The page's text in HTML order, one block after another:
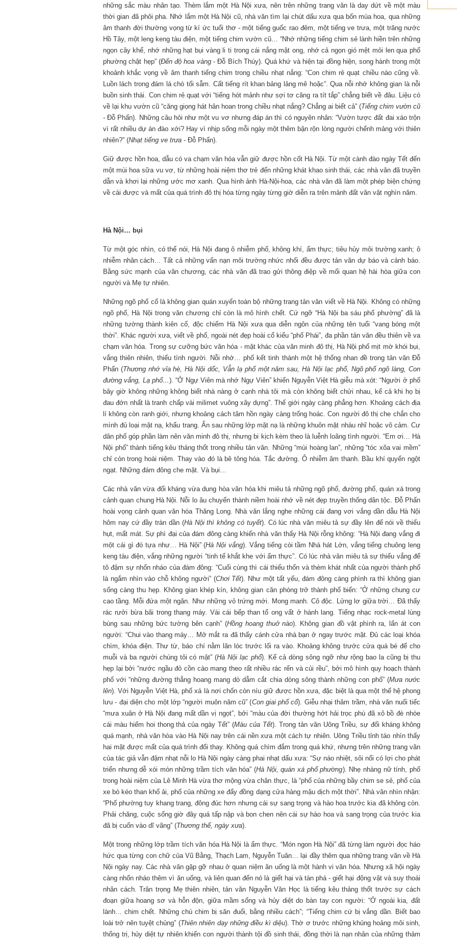
những sắc màu nhân tạo. Thèm lắm một Hà Nội xưa, nên trên những trang văn là day dứt về một màu
thời gian đã phôi pha. Nhớ lắm một Hà Nội cũ, nhà văn tìm lại chút dấu xưa qua bốn mùa hoa, qua những
âm thanh đời thường vọng từ kí ức tuổi thơ - một tiếng guốc rao đêm, một tiếng ve trưa, một trăng nước
Hồ Tây, một leng keng tàu điện, một tiếng chim vườn cũ… “Nhớ những tiếng chim sẻ lành hiền trên những
ngọn cây khế, nhớ những hạt bụi vàng li ti trong cái nắng mật ong, nhớ cả ngọn gió mệt mỏi len qua phố
phường chật hẹp” (Đến độ hoa vàng- Đỗ Bích Thúy). Quá khứ và hiện tại đồng hiện, song hành trong một
khoảnh khắc vọng về âm thanh tiếng chim trong chiều nhạt nắng: “Con chim rẻ quạt chiều nào cũng về.
Luồn lách trong đám lá chò tối sẫm. Cất tiếng rít khan bảng lảng mê hoặc”. Qua nỗi nhớ không gian là nỗi
buồn sinh thái. Con chim rẻ quạt với “tiếng hót mảnh như sợi tơ căng ra tít tắp” chẳng biết về đâu. Liệu có
về lại khu vườn cũ “căng giọng hát hân hoan trong chiều nhạt nắng? Chẳng ai biết cả” (Tiếng chim vườn cũ
- Đỗ Phấn). Những câu hỏi như một vu vơ nhưng đáp án thì có nguyên nhân: “Vườn tược đất đai xáo trộn
vì rất nhiều dự án đào xới? Hay vì nhịp sống mỗi ngày một thêm bận rộn lòng người chểnh mảng với thiên
nhiên?” (Nhạt tiếng ve trưa - Đỗ Phấn).
Giữ được hồn hoa, dẫu có va chạm văn hóa vẫn giữ được hồn cốt Hà Nội. Từ một cành đào ngày Tết đến
một mùi hoa sữa vu vơ, từ những hoài niệm thơ trẻ đến những khát khao sinh thái, các nhà văn đã truyền
dẫn và khơi lại những ước mơ xanh. Qua hình ảnh Hà-Nội-hoa, các nhà văn đã làm một phép biện chứng
về cái được và mất của quá trình đô thị hóa từng ngày từng giờ diễn ra trên mảnh đất văn vật nghìn năm.
Hà Nội… bụi
Từ một góc nhìn, có thể nói, Hà Nội đang ô nhiễm phố, không khí, ẩm thực; tiêu hủy môi trường xanh; ô
nhiễm nhân cách… Tất cả những vấn nạn môi trường nhức nhối đều được tản văn dự báo và cảnh báo.
Bằng sức mạnh của văn chương, các nhà văn đã trao gửi thông điệp về mối quan hệ hài hòa giữa con
người và Mẹ tự nhiên.
Những ngõ phố cổ là không gian quán xuyến toàn bộ những trang tản văn viết về Hà Nội. Không có những
ngõ phố, Hà Nội trong văn chương chỉ còn là mô hình chết. Cứ ngỡ “Hà Nội ba sáu phố phường” đã là
những tường thành kiên cố, độc chiếm Hà Nội xưa qua diễn ngôn của những tên tuổi “vang bóng một
thời”. Khác người xưa, viết về phố, ngoài nét đẹp hoài cổ kiểu “phố Phái”, đa phần tản văn đều thiên về va
chạm văn hóa. Trong sự cưỡng bức văn hóa - mặt khác của văn minh đô thị, Hà Nội phố mịt mờ khói bụi,
vắng thiên nhiên, thiếu tình người. Nỗi nhớ… phố kết tinh thành một hệ thống nhan đề trong tản văn Đỗ
Phấn (Thương nhớ vỉa hè, Hà Nội dốc, Vẫn lạ phố một năm sau, Hà Nội lạc phố, Ngõ phố ngõ làng, Con
đường vắng, Lạ phố…). “Ở Ngự Viên mà nhớ Ngự Viên” khiến Nguyễn Việt Hà giễu mà xót: “Người ở phố
bây giờ không những không biết nhà nàng ở cạnh nhà tôi mà còn không biết chửi nhau, kể cả khi họ bị
đau đớn nhất là tranh chấp vài milimet vuông xây dựng”. Thế giới ngày càng phẳng hơn. Khoảng cách địa
lí không còn ranh giới, nhưng khoảng cách tâm hồn ngày càng trống hoác. Con người đô thị che chắn cho
mình đủ loại mặt nạ, khẩu trang. Ẩn sau những lớp mặt nạ là những khuôn mặt nhàu nhĩ hoặc vô cảm. Cư
dân phố góp phần làm nên văn minh đô thị, nhưng bi kịch kèm theo là luễnh loãng tình người. “Em ơi… Hà
Nội phố” thành tiếng kêu thảng thốt trong nhiều tản văn. Những “mùi hoàng lan”, những “tóc xõa vai mềm”
chỉ còn trong hoài niệm. Thay vào đó là bê tông hóa. Tắc đường. Ô nhiễm âm thanh. Bầu khí quyển ngột
ngạt. Những đám đông che mặt. Và bụi…
Các nhà văn vừa đối kháng vừa dung hòa văn hóa khi miêu tả những ngõ phố, đường phố, quán xá trong
cảnh quan chung Hà Nội. Nỗi lo âu chuyển thành niềm hoài nhớ về nét đẹp truyền thống dân tộc. Đỗ Phấn
hoài vọng cảnh quan văn hóa Thăng Long. Nhà văn lắng nghe những cái đang vơi vắng dần dẫu Hà Nội
hôm nay cứ đầy tràn dần (Hà Nội thì không có tuyết). Có lúc nhà văn miêu tả sự đầy lên để nói về thiếu
hụt, mất mát. Sự phì đại của đám đông càng khiến nhà văn thấy Hà Nội rỗng không: “Hà Nội đang vắng đi
một cái gì đó tựa như… Hà Nội” (Hà Nội vắng). Vắng tiếng còi tầm Nhà hát Lớn, vắng tiếng chuông leng
keng tàu điện, vắng những người “tinh tế khắt khe với ẩm thực”. Có lúc nhà văn miêu tả sự thiếu vắng để
tô đậm sự nhốn nháo của đám đông: “Cuối cùng thì cái thiếu thốn và thèm khát nhất của người thành phố
là ngắm nhìn vào chỗ không người” (Chơi Tết). Như một tất yếu, đám đông càng phình ra thì không gian
sống càng thu hẹp. Không gian khép kín, không gian căn phòng trở thành phổ biến: “Ở những chung cư
cao tầng. Mỗi đứa một ngăn. Như những vỏ trứng mới. Mong manh. Cô độc. Lửng lơ giữa trời… Đã thấy
rác rưởi bừa bãi trong thang máy. Vài cái bếp than tổ ong vất ở hành lang. Tiếng nhạc rock-metal lùng
bùng sau những bức tường bên cạnh” (Hồng hoang thuở nào). Không gian đồ vật phình ra, lấn át con
người: “Chui vào thang máy… Mở mắt ra đã thấy cánh cửa nhà bạn ở ngay trước mặt. Đủ các loại khóa
chìm, khóa điện. Thư từ, báo chí nằm lăn lóc trước lối ra vào. Khoảng không trước cửa quá bé để cho
muỗi và ba người chúng tôi có mặt” (Hà Nội lạc phố). Kể cả dòng sông ngỡ như rộng bao la cũng bị thu
hẹp lại bởi “nước ngầu đỏ cồn cào mang theo rất nhiều rác rến và củi rều”, bởi mô hình quy hoạch thành
phố với “những đường thẳng hoang mang dò dẫm cắt chia dòng sông thành những con phố” (Mưa nước
lên). Với Nguyễn Việt Hà, phố xá là nơi chốn còn níu giữ được hồn xưa, đặc biệt là qua một thế hệ phong
lưu - đại diện cho một lớp “người muôn năm cũ” (Con giai phố cổ). Giễu nhại thâm trầm, nhà văn nuối tiếc
“mưa xuân ở Hà Nội đang mất dần vị ngọt”, bởi “màu của đời thường hớt hải trọc phú đã xô bồ đè nhòe
cái màu hiếm hoi thong thả của ngày Tết” (Màu của Tết). Trong tản văn Uông Triều, sự đối kháng không
quá mạnh, nhà văn hòa vào Hà Nội nay trên cái nền xưa một cách tự nhiên. Uông Triều tỉnh táo nhìn thấy
hai mặt được mất của quá trình đổi thay. Không quá chìm đắm trong quá khứ, nhưng trên những trang văn
của tác giả vẫn đậm nhạt nỗi lo Hà Nội ngày càng phai nhạt dấu xưa: “Sự náo nhiệt, sôi nổi có lợi cho phát
triển nhưng dễ xói mòn những trầm tích văn hóa” (Hà Nội, quán xá phố phường). Nhẹ nhàng nữ tính, phố
trong hoài niệm của Lê Minh Hà vừa thơ mộng vừa chân thực, là “phố của những bầy chim se sẻ, phố của
xe bò kéo than khổ ải, phố của những xe đẩy đồng dạng cửa hàng mậu dịch một thời”. Nhà văn nhìn nhận:
“Phố phường tuy khang trang, đông đúc hơn nhưng cái sự sang trọng và hào hoa trước kia đã không còn.
Phải chăng, cuộc sống giờ đây quá tấp nập và bon chen nên cái sự hào hoa và sang trọng của trước kia
đã bị cuốn vào dĩ vãng” (Thương thế, ngày xưa).
Một trong những lớp trầm tích văn hóa Hà Nội là ẩm thực. “Món ngon Hà Nội” đã từng làm người đọc háo
hức qua từng con chữ của Vũ Bằng, Thạch Lam, Nguyễn Tuân… lại đầy thêm qua những trang văn về Hà
Nội ngày nay. Các nhà văn gặp gỡ nhau ở quan niệm ăn uống là một hành vi văn hóa. Nhưng xã hội ngày
càng nhốn nháo thêm vì ăn uống, và liên quan đến nó là giết hại và tàn phá - giết hại động vật và suy thoái
nhân cách. Trân trọng Mẹ thiên nhiên, tản văn Nguyễn Văn Học là tiếng kêu thảng thốt trước sự cách
đoạn giữa hoang sơ và hỗn độn, giữa mầm sống và hủy diệt do bàn tay con người: “Ở ngoài kia, đất
lành… chim chết. Những chú chim bị săn đuổi, bằng nhiều cách”; “Tiếng chim cứ bị vắng dần. Biết bao
loài trở nên tuyệt chủng” (Thiên nhiên dạy những điều kì diệu). Thờ ơ trước những khủng hoảng môi sinh,
thống trị, hủy diệt tự nhiên khiến con người thành tội đồ sinh thái, đồng thời là nạn nhân của những thảm